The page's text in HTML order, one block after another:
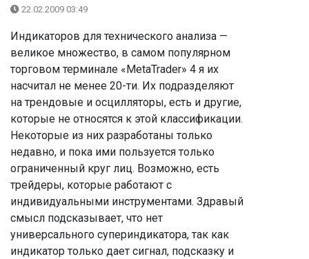
22.02.2009 03:49
Индикаторов для технического анализа —
великое множество, в самом популярном
торговом терминале «MetaTrader» 4 я их
насчитал не менее 20-ти. Их подразделяют
на трендовые и осцилляторы, есть и другие,
которые не относятся к этой классификации.
Некоторые из них разработаны только
недавно, и пока ими пользуется только
ограниченный круг лиц. Возможно, есть
трейдеры, которые работают с
индивидуальными инструментами. Здравый
смысл подсказывает, что нет
универсального супериндикатора, так как
индикатор только дает сигнал, подсказку и